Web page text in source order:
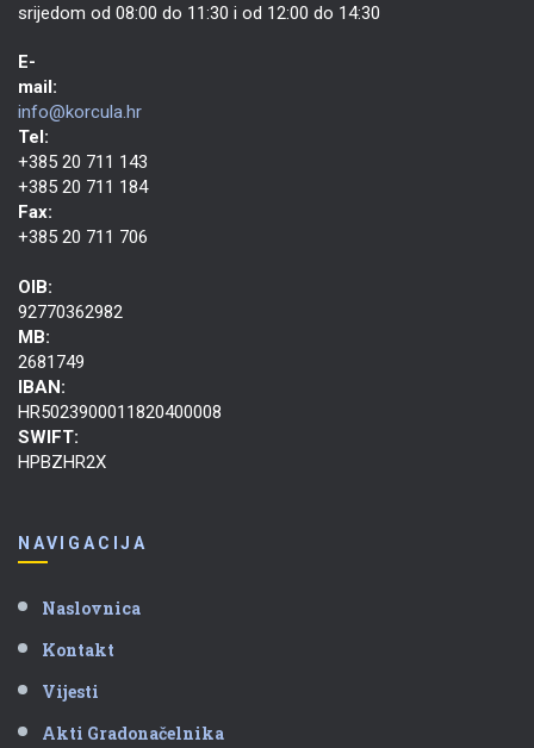
srijedom od 08:00 do 11:30 i od 12:00 do 14:30
E-
mail:
info@korcula.hr
Tel:
+385 20 711 143
+385 20 711 184
Fax:
+385 20 711 706
OIB:
92770362982
MB:
2681749
IBAN:
HR5023900011820400008
SWIFT:
HPBZHR2X
NAVIGACIJA
Naslovnica
Kontakt
Vijesti
Akti Gradonačelnika